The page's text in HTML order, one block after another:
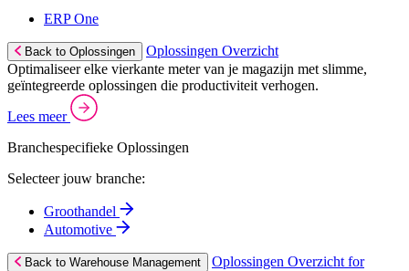
ERP One
Back to Oplossingen
Oplossingen Overzicht
Optimaliseer elke vierkante meter van je magazijn met slimme,
geïntegreerde oplossingen die productiviteit verhogen.
Lees meer
Branchespecifieke Oplossingen
Selecteer jouw branche:
Groothandel
Automotive
Back to Warehouse Management
Oplossingen Overzicht for